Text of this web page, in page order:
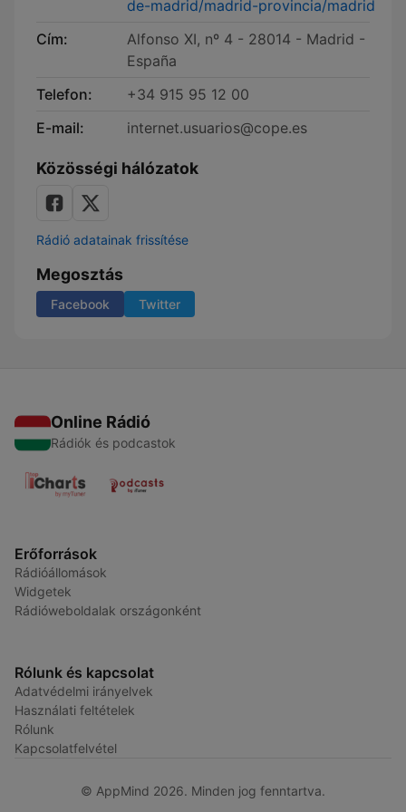
de-madrid/madrid-provincia/madrid
Cím:
Alfonso XI, nº 4 - 28014 - Madrid -
España
Telefon:
+34 915 95 12 00
E-mail:
internet.usuarios@cope.es
Közösségi hálózatok
Rádió adatainak frissítése
Megosztás
Facebook Twitter
Online Rádió
Rádiók és podcastok
Erőforrások
Rádióállomások
Widgetek
Rádióweboldalak országonként
Rólunk és kapcsolat
Adatvédelmi irányelvek
Használati feltételek
Rólunk
Kapcsolatfelvétel
© AppMind 2026. Minden jog fenntartva.